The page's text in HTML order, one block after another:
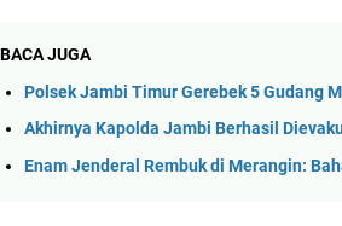
BACA JUGA
Polsek Jambi Timur Gerebek 5 Gudang
Akhirnya Kapolda Jambi Berhasil
Enam Jenderal Rembuk di Merangin: